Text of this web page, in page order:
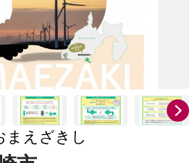
まえざきし